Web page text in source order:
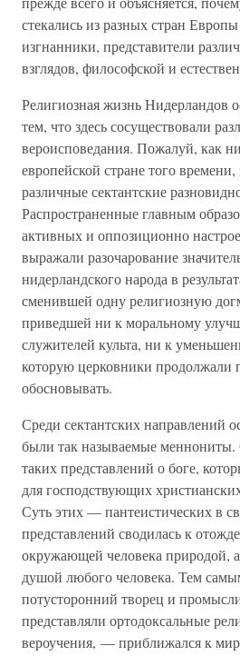
стекались из разных стран
изгнанники, представители
взглядов, философской и
Религиозная жизнь Нидерландов
тем, что здесь сосуществовали
вероисповедания. Пожалуй, как
европейской стране того времени,
различные сектантские
Распространенные главным
активных и оппозиционно
выражали разочарование
нидерландского народа в
сменившей одну религиозную
приведшей ни к моральному
служителей культа, ни к
которую церковники продолжали
обосновывать.
Среди сектантских направлений
были так называемые
таких представлений о боге,
для господствующих
Суть этих — пантеистических в
представлений сводилась к
окружающей человека природой,
душой любого человека. Тем
потусторонний творец и
представляли ортодоксальные
вероучения, — приближался к